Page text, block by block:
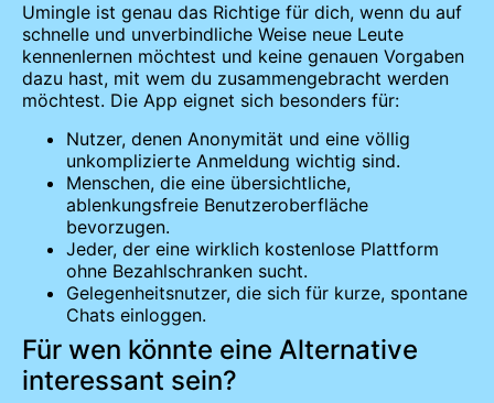
Umingle ist genau das Richtige für dich, wenn du auf
schnelle und unverbindliche Weise neue Leute
kennenlernen möchtest und keine genauen Vorgaben
dazu hast, mit wem du zusammengebracht werden
möchtest. Die App eignet sich besonders für:
Nutzer, denen Anonymität und eine völlig
unkomplizierte Anmeldung wichtig sind.
Menschen, die eine übersichtliche,
ablenkungsfreie Benutzeroberfläche
bevorzugen.
Jeder, der eine wirklich kostenlose Plattform
ohne Bezahlschranken sucht.
Gelegenheitsnutzer, die sich für kurze, spontane
Chats einloggen.
Für wen könnte eine Alternative
interessant sein?